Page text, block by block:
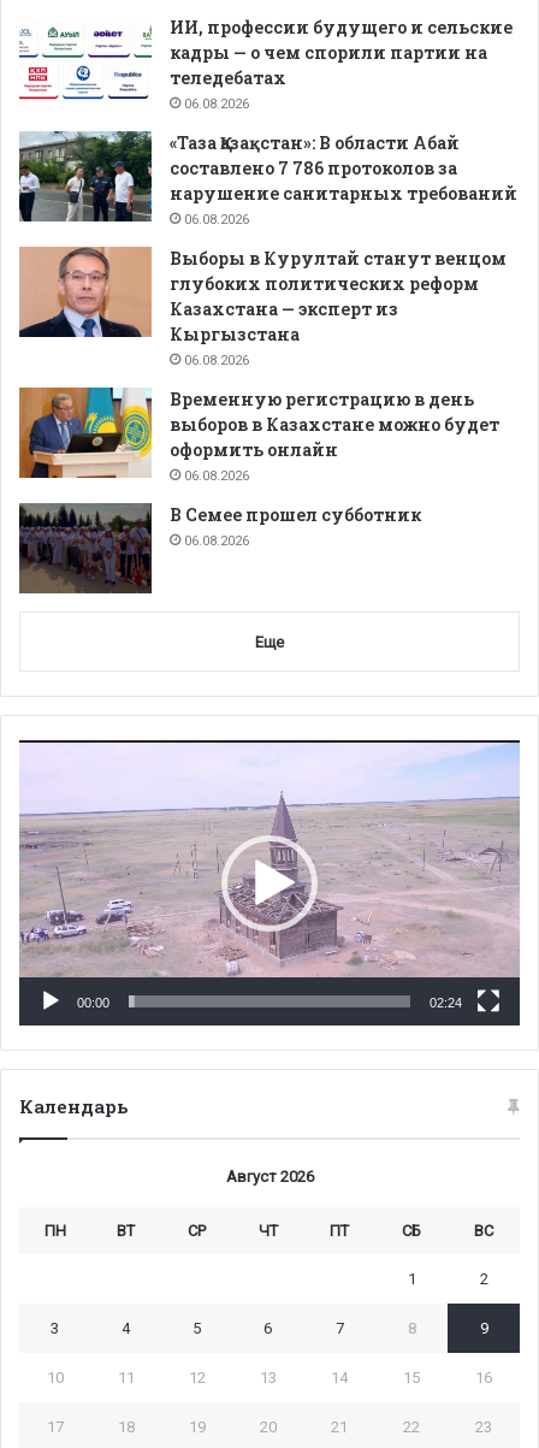
ИИ, профессии будущего и сельские
кадры — о чем спорили партии на
теледебатах
06.08.2026
«Таза Қазақстан»: В области Абай
составлено 7 786 протоколов за
нарушение санитарных требований
06.08.2026
Выборы в Курултай станут венцом
глубоких политических реформ
Казахстана — эксперт из
Кыргызстана
06.08.2026
Временную регистрацию в день
выборов в Казахстане можно будет
оформить онлайн
06.08.2026
В Семее прошел субботник
06.08.2026
Еще
00:00 02:24
Календарь
Август 2026
ПН ВТ СР ЧТ ПТ СБ ВС
1 2
3 4 5 6 7 8 9
10 11 12 13 14 15 16
17 18 19 20 21 22 23